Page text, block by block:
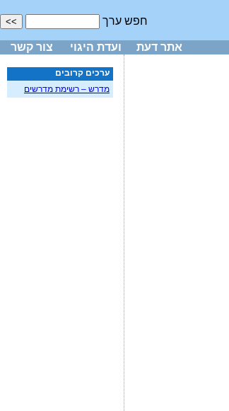
חפש ערך
אתר דעת ועדת היגוי צור קשר
ערכים קרובים
מדרש – רשימת מדרשים